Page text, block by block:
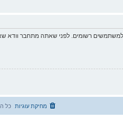
למשתמשים רשומים. לפני שאתה מתחבר וודא
כל מחיקת עוגיות